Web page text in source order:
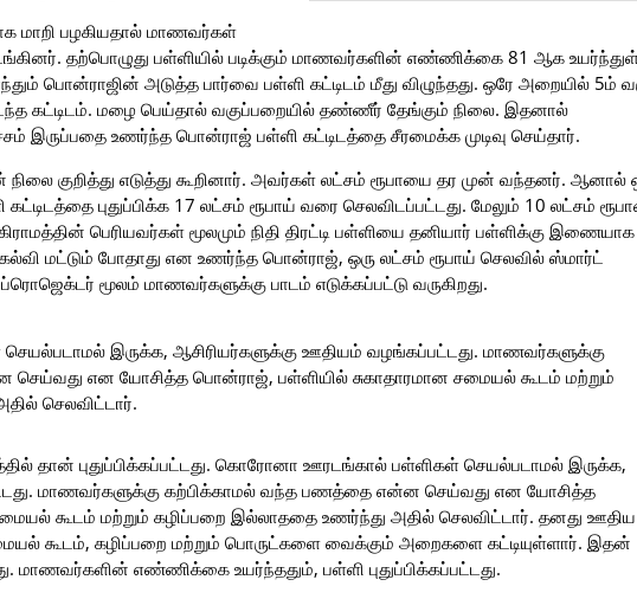
மாறி பழகியதால் மாணவர்கள்
தற்பொழுது பள்ளியில் படிக்கும் மாணவர்களின் எண்ணிக்கை 81 ஆக
பொன்ராஜின் அடுத்த பார்வை பள்ளி கட்டிடம் மீது விழுந்தது. ஒரே அறையில் 5ம்
கட்டிடம். மழை பெய்தால் வகுப்பறையில் தண்ணீர் தேங்கும் நிலை. இதனால்
இருப்பதை உணர்ந்த பொன்ராஜ் பள்ளி கட்டிடத்தை சீரமைக்க முடிவு செய்தார்.
குறித்து எடுத்து கூறினார். அவர்கள் லட்சம் ரூபாயை தர முன் வந்தனர். ஆனால்
புதுப்பிக்க 17 லட்சம் ரூபாய் வரை செலவிடப்பட்டது. மேலும் 10 லட்சம்
பெரியவர்கள் மூலமும் நிதி திரட்டி பள்ளியை தனியார் பள்ளிக்கு இணையாக
மட்டும் போதாது என உணர்ந்த பொன்ராஜ், ஒரு லட்சம் ரூபாய் செலவில் ஸ்மார்ட்
மூலம் மாணவர்களுக்கு பாடம் எடுக்கப்பட்டு வருகிறது.
இருக்க, ஆசிரியர்களுக்கு ஊதியம் வழங்கப்பட்டது. மாணவர்களுக்கு
என யோசித்த பொன்ராஜ், பள்ளியில் சுகாதாரமான சமையல் கூடம் மற்றும்
செலவிட்டார்.
தான் புதுப்பிக்கப்பட்டது. கொரோனா ஊரடங்கால் பள்ளிகள் செயல்படாமல் இருக்க,
மாணவர்களுக்கு கற்பிக்காமல் வந்த பணத்தை என்ன செய்வது என யோசித்த
கூடம் மற்றும் கழிப்பறை இல்லாததை உணர்ந்து அதில் செலவிட்டார். தனது ஊதிய
கூடம், கழிப்பறை மற்றும் பொருட்களை வைக்கும் அறைகளை கட்டியுள்ளார். இதன்
மாணவர்களின் எண்ணிக்கை உயர்ந்ததும், பள்ளி புதுப்பிக்கப்பட்டது.